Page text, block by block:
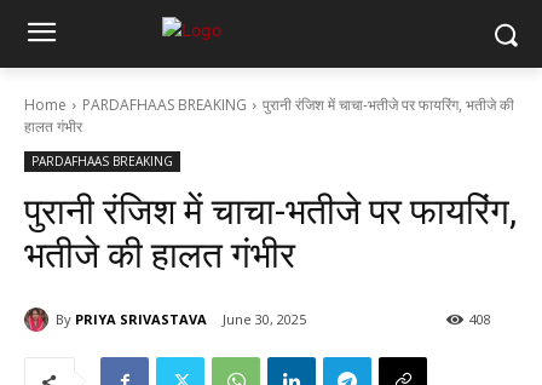
Home PARDAFHAAS BREAKING
पुरानी रंजिश में चाचा-भतीजे पर फायरिंग, भतीजे की
हालत गंभीर
PARDAFHAAS BREAKING
पुरानी रंजिश में चाचा-भतीजे पर फायरिंग,
भतीजे की हालत गंभीर
By PRIYA SRIVASTAVA June 30, 2025 408